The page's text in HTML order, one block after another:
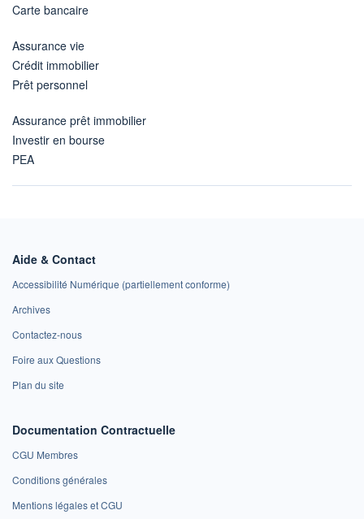
Carte bancaire
Assurance vie
Crédit immobilier
Prêt personnel
Assurance prêt immobilier
Investir en bourse
PEA
Aide & Contact
Accessibilité Numérique (partiellement conforme)
Archives
Contactez-nous
Foire aux Questions
Plan du site
Documentation Contractuelle
CGU Membres
Conditions générales
Mentions légales et CGU